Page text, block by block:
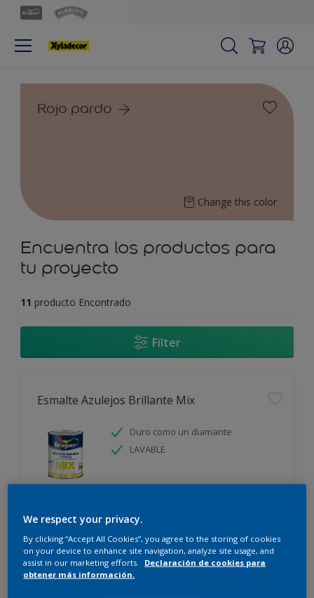
Rojo pardo
Change this color
Encuentra los productos para
tu proyecto
11 producto Encontrado
Filter
Esmalte Azulejos Brillante Mix
Duro como un diamante
LAVABLE
Comparar
We respect your privacy.
By clicking “Accept All Cookies”, you agree to the storing of cookies
on your device to enhance site navigation, analyze site usage, and
assist in our marketing efforts.
Declaración de cookies para
obtener más información.